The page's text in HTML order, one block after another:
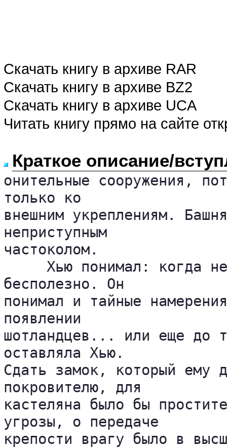
Скачать книгу в архиве RAR
Скачать книгу в архиве BZ2
Скачать книгу в архиве UCA
Читать книгу прямо на сайте
Краткое описание/
онительные сооружения,
только ко
внешним укреплениям.
неприступным
частоколом.
Хью понимал: когда
бесполезно. Он
понимал и тайные
появлении
шотландцев... или еще до
оставляла Хью.
Сдать замок, который ему
покровителю, для
кастеляна было бы
угрозы, о передаче
крепости врагу было в